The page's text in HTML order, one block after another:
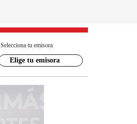
Selecciona tu emisora
Elige tu emisora